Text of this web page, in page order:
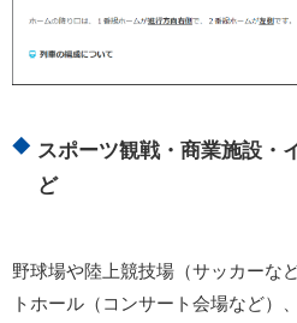
スポーツ観戦・商業施設・
ど
野球場や陸上競技場（サッカーな
トホール（コンサート会場など）